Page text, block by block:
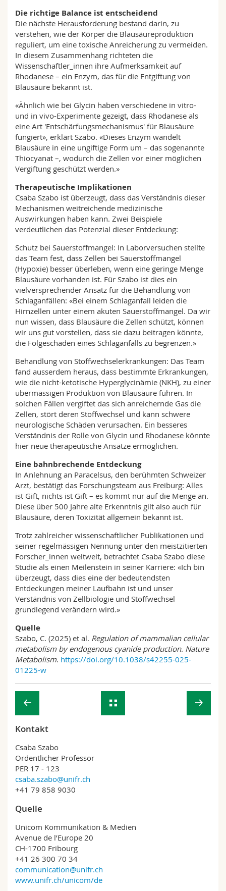
Die richtige Balance ist entscheidend
Die nächste Herausforderung bestand darin, zu
verstehen, wie der Körper die Blausäureproduktion
reguliert, um eine toxische Anreicherung zu vermeiden.
In diesem Zusammenhang richteten die
Wissenschaftler_innen ihre Aufmerksamkeit auf
Rhodanese – ein Enzym, das für die Entgiftung von
Blausäure bekannt ist.
«Ähnlich wie bei Glycin haben verschiedene in vitro-
und in vivo-Experimente gezeigt, dass Rhodanese als
eine Art 'Entschärfungsmechanismus' für Blausäure
fungiert», erklärt Szabo. «Dieses Enzym wandelt
Blausäure in eine ungiftige Form um – das sogenannte
Thiocyanat –, wodurch die Zellen vor einer möglichen
Vergiftung geschützt werden.»
Therapeutische Implikationen
Csaba Szabo ist überzeugt, dass das Verständnis dieser
Mechanismen weitreichende medizinische
Auswirkungen haben kann. Zwei Beispiele
verdeutlichen das Potenzial dieser Entdeckung:
Schutz bei Sauerstoffmangel: In Laborversuchen stellte
das Team fest, dass Zellen bei Sauerstoffmangel
(Hypoxie) besser überleben, wenn eine geringe Menge
Blausäure vorhanden ist. Für Szabo ist dies ein
vielversprechender Ansatz für die Behandlung von
Schlaganfällen: «Bei einem Schlaganfall leiden die
Hirnzellen unter einem akuten Sauerstoffmangel. Da wir
nun wissen, dass Blausäure die Zellen schützt, können
wir uns gut vorstellen, dass sie dazu beitragen könnte,
die Folgeschäden eines Schlaganfalls zu begrenzen.»
Behandlung von Stoffwechselerkrankungen: Das Team
fand ausserdem heraus, dass bestimmte Erkrankungen,
wie die nicht-ketotische Hyperglycinämie (NKH), zu einer
übermässigen Produktion von Blausäure führen. In
solchen Fällen vergiftet das sich anreichernde Gas die
Zellen, stört deren Stoffwechsel und kann schwere
neurologische Schäden verursachen. Ein besseres
Verständnis der Rolle von Glycin und Rhodanese könnte
hier neue therapeutische Ansätze ermöglichen.
Eine bahnbrechende Entdeckung
In Anlehnung an Paracelsus, den berühmten Schweizer
Arzt, bestätigt das Forschungsteam aus Freiburg: Alles
ist Gift, nichts ist Gift – es kommt nur auf die Menge an.
Diese über 500 Jahre alte Erkenntnis gilt also auch für
Blausäure, deren Toxizität allgemein bekannt ist.
Trotz zahlreicher wissenschaftlicher Publikationen und
seiner regelmässigen Nennung unter den meistzitierten
Forscher_innen weltweit, betrachtet Csaba Szabo diese
Studie als einen Meilenstein in seiner Karriere: «Ich bin
überzeugt, dass dies eine der bedeutendsten
Entdeckungen meiner Laufbahn ist und unser
Verständnis von Zellbiologie und Stoffwechsel
grundlegend verändern wird.»
Quelle
Szabo, C. (2025) et al. Regulation of mammalian cellular
metabolism by endogenous cyanide production. Nature
Metabolism. https://doi.org/10.1038/s42255-025-
01225-w
Kontakt
Csaba Szabo
Ordentlicher Professor
PER 17 - 123
csaba.szabo@unifr.ch
+41 79 858 9030
Quelle
Unicom Kommunikation & Medien
Avenue de l’Europe 20
CH-1700 Fribourg
+41 26 300 70 34
communication@unifr.ch
www.unifr.ch/unicom/de